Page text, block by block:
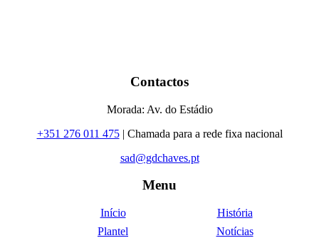
Contactos
Morada: Av. do Estádio
+351 276 011 475| Chamada para a rede fixa nacional
sad@gdchaves.pt
Menu
Início
História
Plantel
Notícias